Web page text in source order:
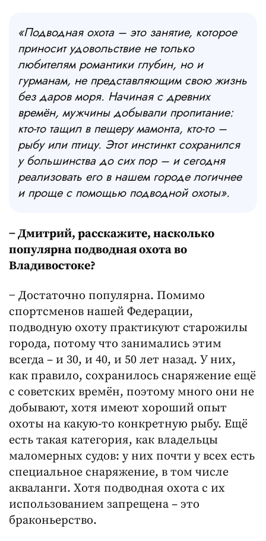
«Подводная охота – это занятие, которое
приносит удовольствие не только
любителям романтики глубин, но и
гурманам, не представляющим свою жизнь
без даров моря. Начиная с древних
времён, мужчины добывали пропитание:
кто-то тащил в пещеру мамонта, кто-то –
рыбу или птицу. Этот инстинкт сохранился
у большинства до сих пор – и сегодня
реализовать его в нашем городе логичнее
и проще с помощью подводной охоты».
− Дмитрий, расскажите, насколько
популярна подводная охота во
Владивостоке?
− Достаточно популярна. Помимо
спортсменов нашей Федерации,
подводную охоту практикуют старожилы
города, потому что занимались этим
всегда – и 30, и 40, и 50 лет назад. У них,
как правило, сохранилось снаряжение ещё
с советских времён, поэтому много они не
добывают, хотя имеют хороший опыт
охоты на какую-то конкретную рыбу. Ещё
есть такая категория, как владельцы
маломерных судов: у них почти у всех есть
специальное снаряжение, в том числе
акваланги. Хотя подводная охота с их
использованием запрещена – это
браконьерство.